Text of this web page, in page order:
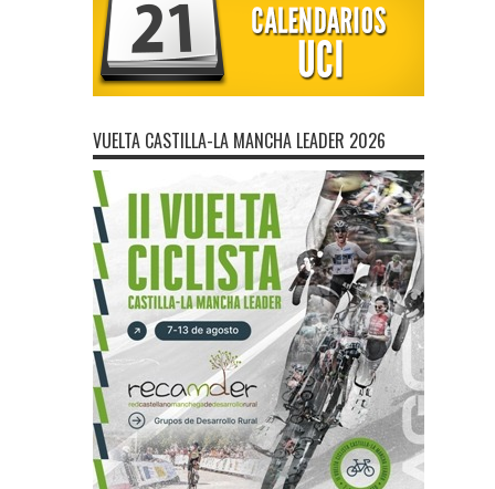
VUELTA CASTILLA-LA MANCHA LEADER 2026